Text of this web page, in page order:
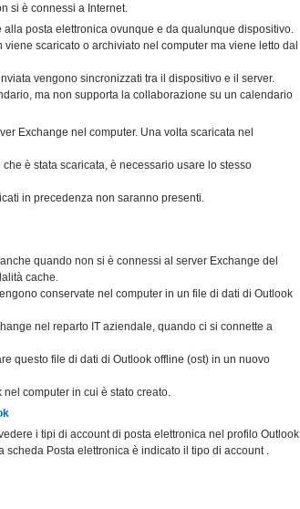
si è connessi a Internet.
alla posta elettronica ovunque e da qualunque dispositivo.
scaricato o archiviato nel computer ma viene letto dal
vengono sincronizzati tra il dispositivo e il server.
ma non supporta la collaborazione su un calendario
Exchange nel computer. Una volta scaricata nel
è stata scaricata, è necessario usare lo stesso
in precedenza non saranno presenti.
quando non si è connessi al server Exchange del
cache.
conservate nel computer in un file di dati di Outlook
nel reparto IT aziendale, quando ci si connette a
questo file di dati di Outlook offline (ost) in un nuovo
nel computer in cui è stato creato.
i tipi di account di posta elettronica nel profilo Outlook
Posta elettronica è indicato il tipo di account .